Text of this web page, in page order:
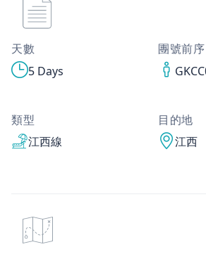
天數
5 Days
團號前序
類型
江西線
目的地
江西